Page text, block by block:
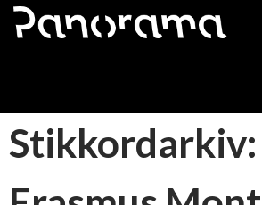
Søk
HOPP
Stikkordarkiv: